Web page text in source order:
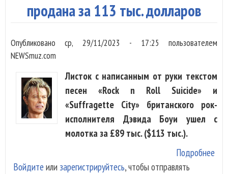
продана за 113 тыс. долларов
Опубликованоср, 29/11/2023 - 17:25 пользователем
NEWSmuz.com
Листок с написанным от руки текстом
песен «Rock n Roll Suicide» и
«Suffragette City» британского рок-
исполнителя Дэвида Боуи ушел с
молотка за £89 тыс. ($113 тыс.).
Подробнее
Войдите или зарегистрируйтесь, чтобы отправлять